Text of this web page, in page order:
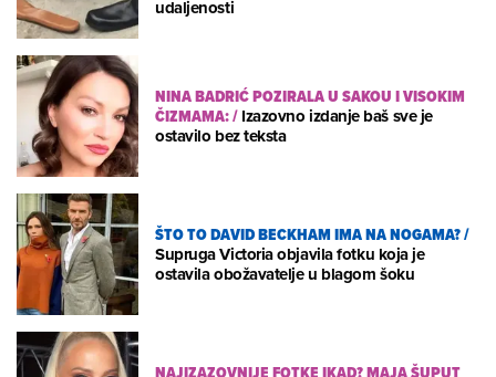
udaljenosti
NINA BADRIĆ POZIRALA U SAKOU I VISOKIM
ČIZMAMA:/Izazovno izdanje baš sve je
ostavilo bez teksta
ŠTO TO DAVID BECKHAM IMA NA NOGAMA?/
Supruga Victoria objavila fotku koja je
ostavila obožavatelje u blagom šoku